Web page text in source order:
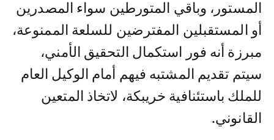
المستور، وباقي المتورطين سواء المصدرين
أو المستقبلين المفترضين للسلعة الممنوعة،
مبرزة أنه فور استكمال التحقيق الأمني،
سيتم تقديم المشتبه فيهم أمام الوكيل العام
للملك باستئنافية خريبكة، لاتخاذ المتعين
القانوني.